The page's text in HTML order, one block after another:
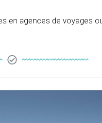
en agences de voyages